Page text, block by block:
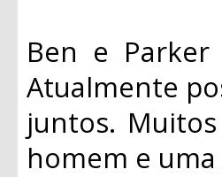
Ben e
Atualmente
juntos.
homem e